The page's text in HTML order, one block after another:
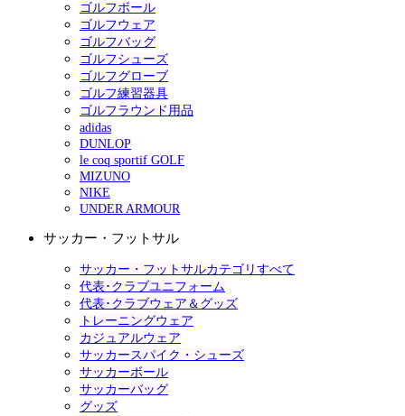
ゴルフボール
ゴルフウェア
ゴルフバッグ
ゴルフシューズ
ゴルフグローブ
ゴルフ練習器具
ゴルフラウンド用品
adidas
DUNLOP
le coq sportif GOLF
MIZUNO
NIKE
UNDER ARMOUR
サッカー・フットサル
サッカー・フットサルカテゴリすべて
代表･クラブユニフォーム
代表･クラブウェア＆グッズ
トレーニングウェア
カジュアルウェア
サッカースパイク・シューズ
サッカーボール
サッカーバッグ
グッズ